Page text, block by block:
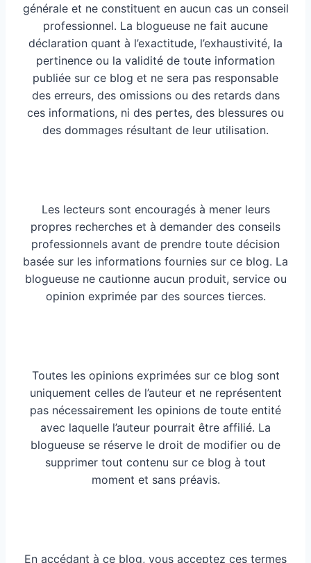
générale et ne constituent en aucun cas un conseil
professionnel. La blogueuse ne fait aucune
déclaration quant à l’exactitude, l’exhaustivité, la
pertinence ou la validité de toute information
publiée sur ce blog et ne sera pas responsable
des erreurs, des omissions ou des retards dans
ces informations, ni des pertes, des blessures ou
des dommages résultant de leur utilisation.
Les lecteurs sont encouragés à mener leurs
propres recherches et à demander des conseils
professionnels avant de prendre toute décision
basée sur les informations fournies sur ce blog. La
blogueuse ne cautionne aucun produit, service ou
opinion exprimée par des sources tierces.
Toutes les opinions exprimées sur ce blog sont
uniquement celles de l’auteur et ne représentent
pas nécessairement les opinions de toute entité
avec laquelle l’auteur pourrait être affilié. La
blogueuse se réserve le droit de modifier ou de
supprimer tout contenu sur ce blog à tout
moment et sans préavis.
En accédant à ce blog, vous acceptez ces termes